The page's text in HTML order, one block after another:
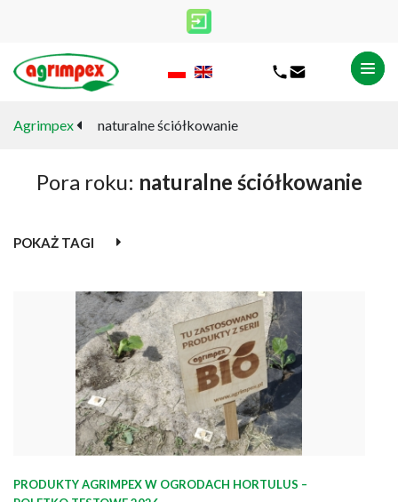
Agrimpex naturalne ściółkowanie
Pora roku: naturalne ściółkowanie
POKAŻ TAGI
PRODUKTY AGRIMPEX W OGRODACH HORTULUS –